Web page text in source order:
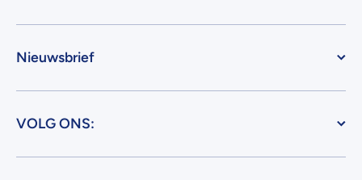
Nieuwsbrief
VOLG ONS: